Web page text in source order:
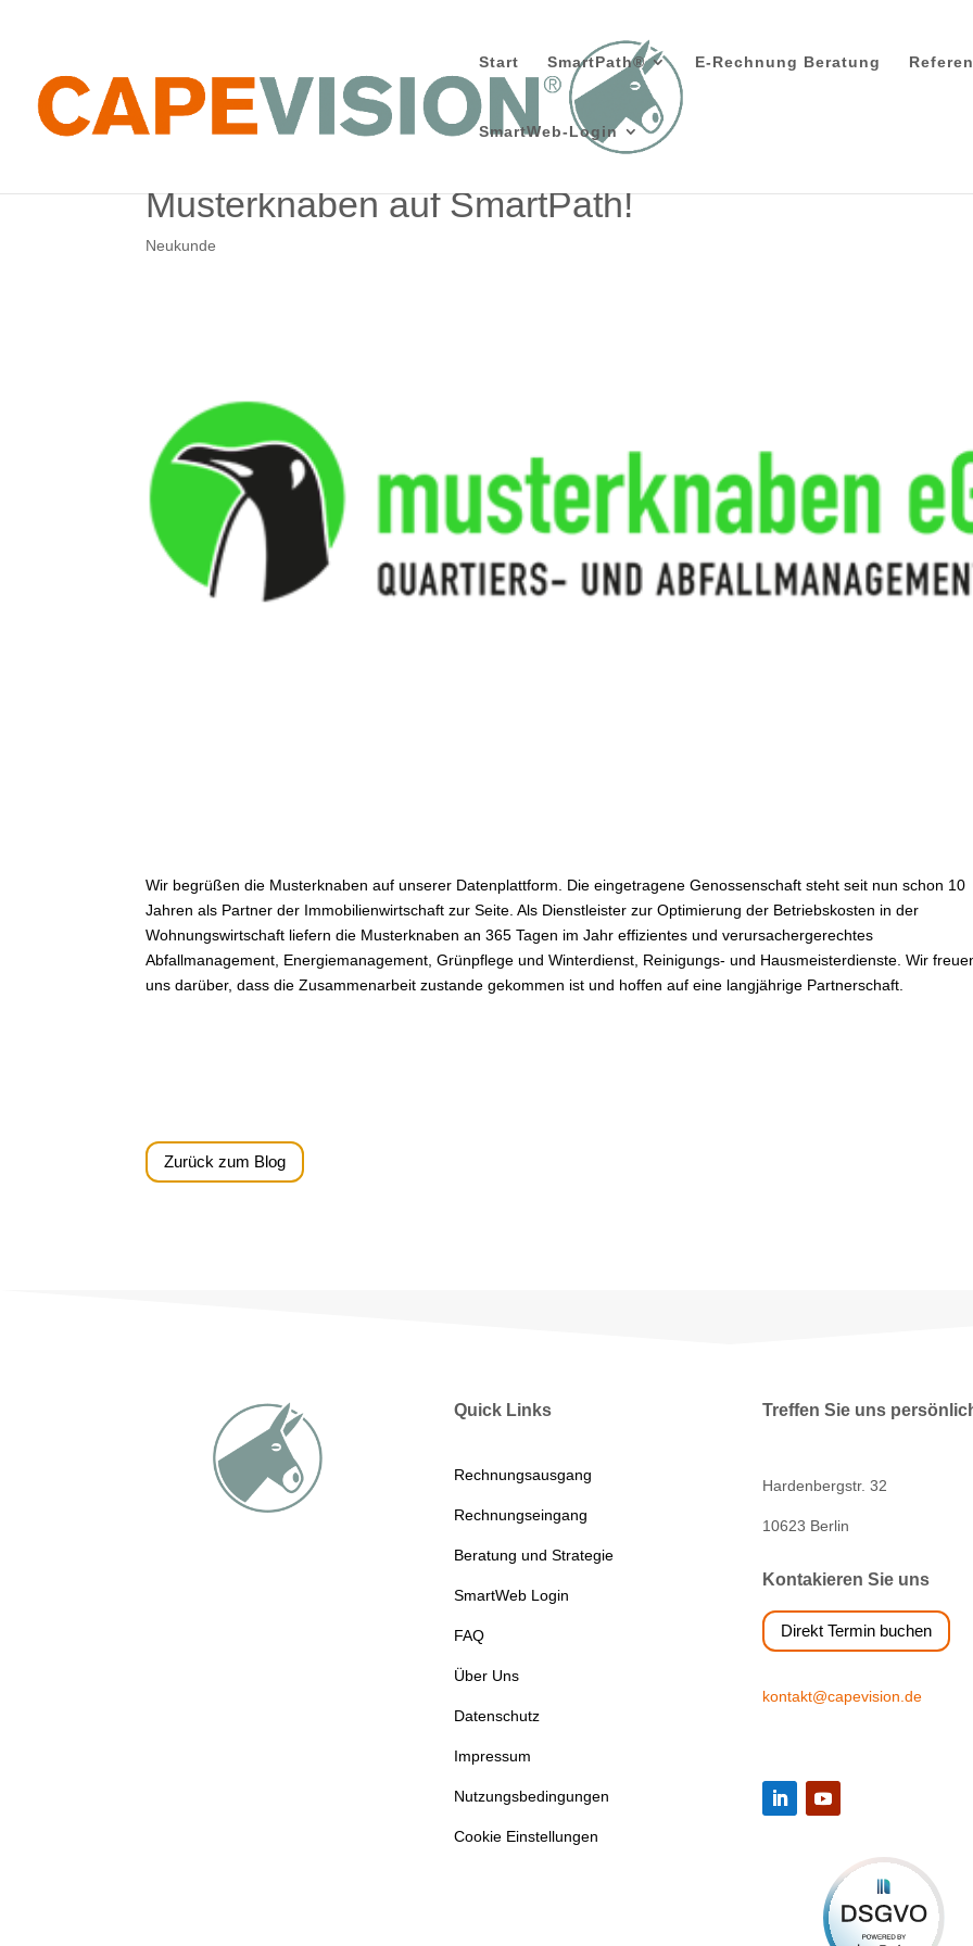
Start SmartPath® E-Rechnung Beratung
SmartWeb-Login
Musterknaben auf SmartPath!
Neukunde
Wir begrüßen die Musterknaben auf unserer Datenplattform. Die eingetragene Genossenschaft steht seit nun schon 10
Jahren als Partner der Immobilienwirtschaft zur Seite. Als Dienstleister zur Optimierung der Betriebskosten in der
Wohnungswirtschaft liefern die Musterknaben an 365 Tagen im Jahr effizientes und verursachergerechtes
Abfallmanagement, Energiemanagement, Grünpflege und Winterdienst, Reinigungs- und Hausmeisterdienste. Wir
uns darüber, dass die Zusammenarbeit zustande gekommen ist und hoffen auf eine langjährige Partnerschaft.
Zurück zum Blog
Quick Links
Rechnungsausgang
Rechnungseingang
Beratung und Strategie
SmartWeb Login
FAQ
Über Uns
Datenschutz
Impressum
Nutzungsbedingungen
Cookie Einstellungen
Treffen Sie uns
Hardenbergstr. 32
10623 Berlin
Kontakieren Sie uns
Direkt Termin buchen
kontakt@capevision.de